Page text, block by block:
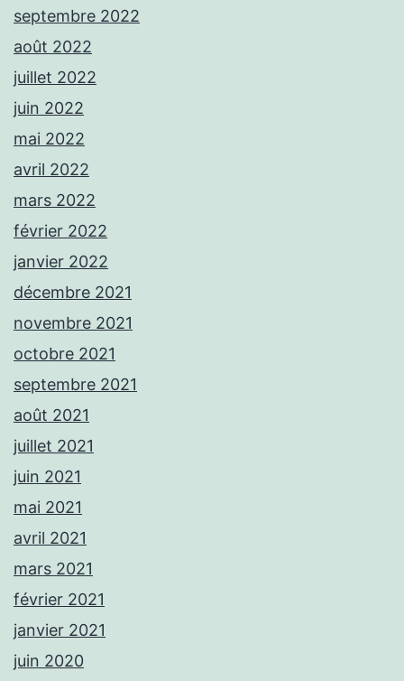
septembre 2022
août 2022
juillet 2022
juin 2022
mai 2022
avril 2022
mars 2022
février 2022
janvier 2022
décembre 2021
novembre 2021
octobre 2021
septembre 2021
août 2021
juillet 2021
juin 2021
mai 2021
avril 2021
mars 2021
février 2021
janvier 2021
juin 2020